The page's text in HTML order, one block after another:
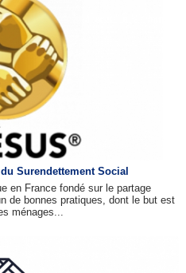
Surendettement Social
en France fondé sur le partage
de bonnes pratiques, dont le but est
ménages...